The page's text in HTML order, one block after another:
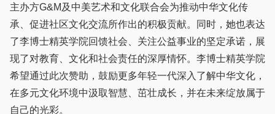
主办方G&M及中美艺术和文化联合会为推动中华文化传
承、促进社区文化交流所作出的积极贡献。同时，她也表达
了李博士精英学院回馈社会、关注公益事业的坚定承诺，展
现了对教育、文化和社会责任的深厚情怀。李博士精英学院
希望通过此次赞助，鼓励更多年轻一代深入了解中华文化，
在多元文化环境中汲取智慧、茁壮成长，并在未来绽放属于
自己的光彩。